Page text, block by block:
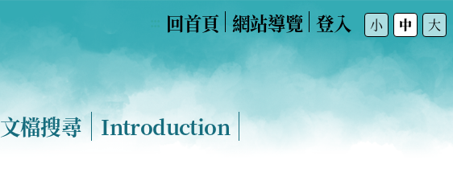
回首頁 網站導覽 登入 小 中 大
文檔搜尋 Introduction